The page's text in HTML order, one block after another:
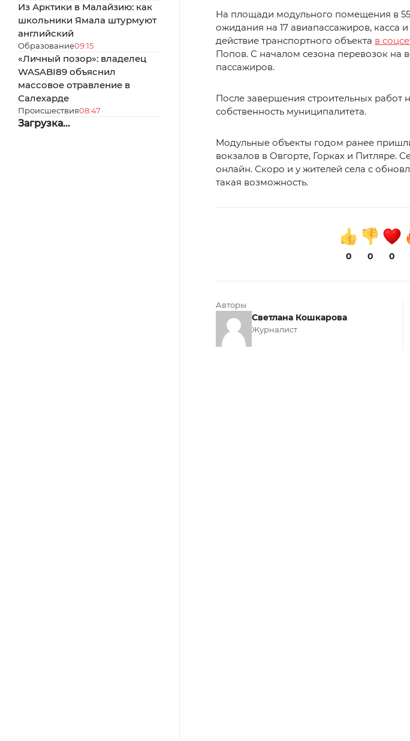
Из Арктики в Малайзию: как
школьники Ямала штурмуют
английский
Образование09:15
«Личный позор»: владелец
WASABI89 объяснил
массовое отравление в
Салехарде
Происшествия08:47
Загрузка...
На площади модульного помещения в
ожидания на 17 авиапассажиров, касса
действие транспортного объекта в
Попов. С началом сезона перевозок на
пассажиров.
После завершения строительных работ
собственность муниципалитета.
Модульные объекты годом ранее
вокзалов в Овгорте, Горках и Питляре.
онлайн. Скоро и у жителей села с
такая возможность.
0 0 0
Авторы
Светлана Кошкарова
Журналист